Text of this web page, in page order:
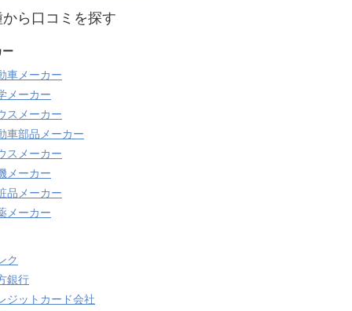
ら口コミを探す
ー
車メーカー
メーカー
スメーカー
車部品メーカー
スメーカー
メーカー
品メーカー
メーカー
ク
銀行
ジットカード会社